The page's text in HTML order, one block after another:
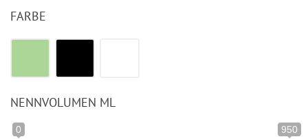
FARBE
NENNVOLUMEN ML
0 950